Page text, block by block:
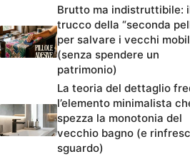
Brutto ma indistruttibile:
trucco della “seconda
per salvare i vecchi
(senza spendere un
patrimonio)
La teoria del dettaglio
l’elemento minimalista
spezza la monotonia del
vecchio bagno (e
sguardo)